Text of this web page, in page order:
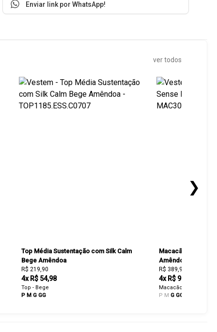
Enviar link por WhatsApp!
ver todos
Top Média Sustentação com Silk Calm
Bege Amêndoa
R$ 219,90
4x R$ 54,98
Top - Bege
P M G GG
Macacão com
Amêndoa
R$ 389,90
4x R$ 97,48
Macacão - Bege
P M G GG
❯